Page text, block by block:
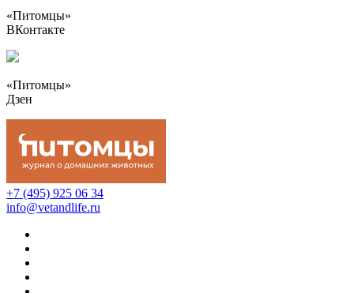
«Питомцы»
ВКонтакте
«Питомцы»
Дзен
+7 (495) 925 06 34
info@vetandlife.ru